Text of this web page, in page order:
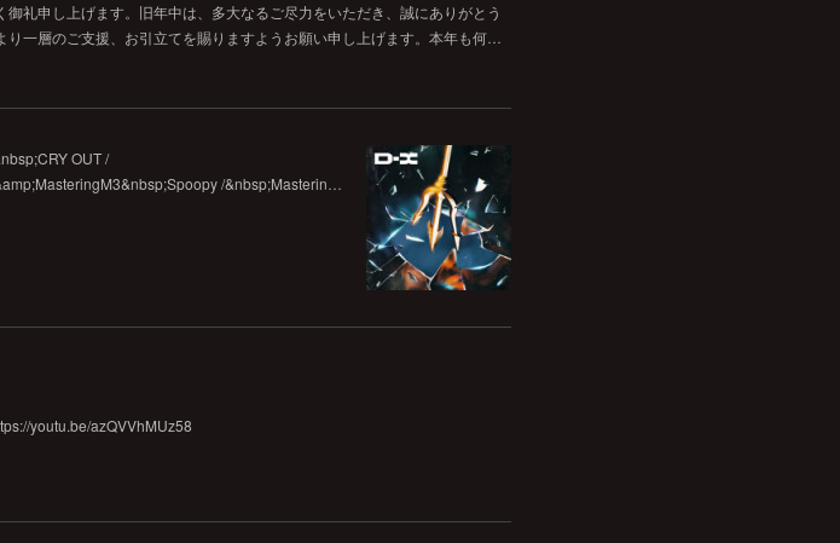
礼申し上げます。旧年中は、多大なるご尽力をいただき、誠にありがとう
一層のご支援、お引立てを賜りますようお願い申し上げます。本年も何…
OUT /
/&nbsp;Masterin…
youtu.be/azQVVhMUz58